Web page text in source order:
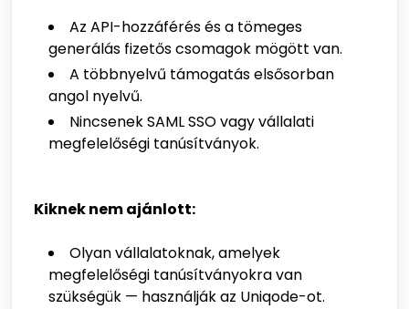
Az API-hozzáférés és a tömeges
generálás fizetős csomagok mögött van.
A többnyelvű támogatás elsősorban
angol nyelvű.
Nincsenek SAML SSO vagy vállalati
megfelelőségi tanúsítványok.
Kiknek nem ajánlott:
Olyan vállalatoknak, amelyek
megfelelőségi tanúsítványokra van
szükségük — használják az Uniqode-ot.